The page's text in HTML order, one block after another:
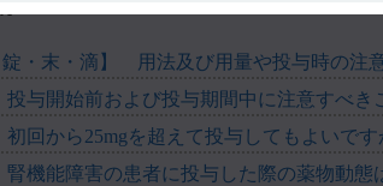
4mg・10mg電子添文 2024年2月改訂（第5版） 11．
ビマカプセル4mg適正にご使用いただくためのガ
回から25mgを超えて投与してもよいです
機能障害の患者に投与した際の薬物動態